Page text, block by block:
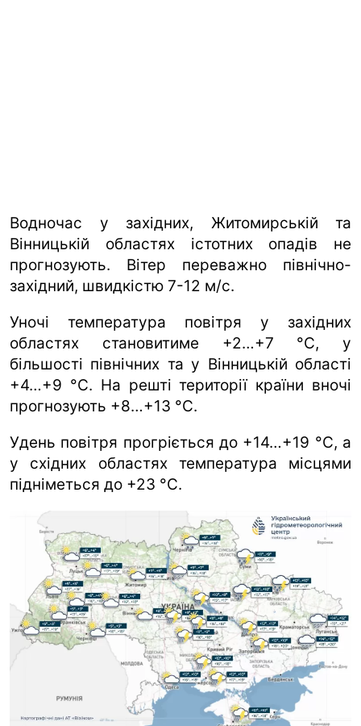
Водночас у західних, Житомирській та
Вінницькій областях істотних опадів не
прогнозують. Вітер переважно північно-
західний, швидкістю 7-12 м/с.
Уночі температура повітря у західних
областях становитиме +2…+7 °C, у
більшості північних та у Вінницькій області
+4…+9 °C. На решті території країни вночі
прогнозують +8…+13 °C.
Удень повітря прогріється до +14…+19 °C, а
у східних областях температура місцями
підніметься до +23 °C.